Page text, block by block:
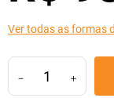
Ver todas as formas
＋
－